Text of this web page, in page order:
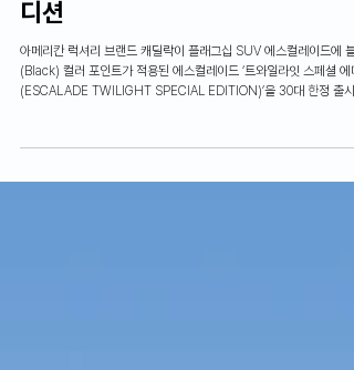
에스컬레이드 트와일라잇 스페셜 에
디션
아메리칸 럭셔리 브랜드 캐딜락이 플래그십 SUV 에스컬레이드에 블
다.